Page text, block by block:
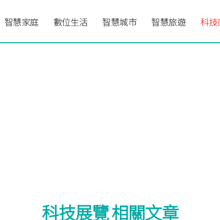
智慧家庭 數位生活 智慧城市 智慧旅遊 科技
科技展覽 相關文章